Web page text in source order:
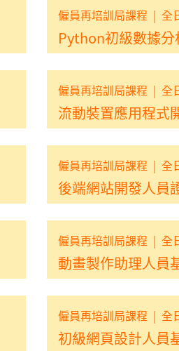
僱員再培訓局課程 | 全
Python初級數據分
僱員再培訓局課程 | 全
流動裝置應用程式
僱員再培訓局課程 | 全
後端網站開發人員
僱員再培訓局課程 | 全
動畫製作助理人員
僱員再培訓局課程 | 全
初級網頁設計人員